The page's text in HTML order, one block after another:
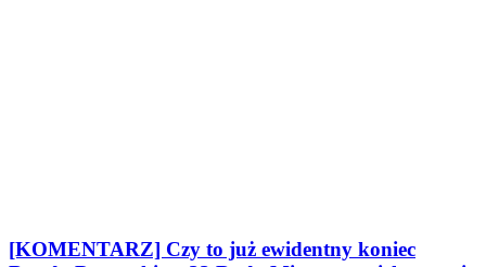
[KOMENTARZ] Czy to już ewidentny koniec